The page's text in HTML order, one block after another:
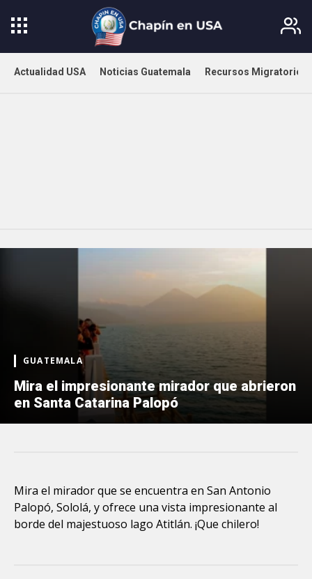
Actualidad USA Noticias Guatemala Recursos Migratorios
GUATEMALA
Mira el impresionante mirador que abrieron
en Santa Catarina Palopó
Mira el mirador que se encuentra en San Antonio
Palopó, Sololá, y ofrece una vista impresionante al
borde del majestuoso lago Atitlán. ¡Que chilero!